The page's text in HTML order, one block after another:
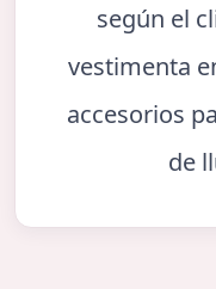
según el
vestimenta
accesorios
de